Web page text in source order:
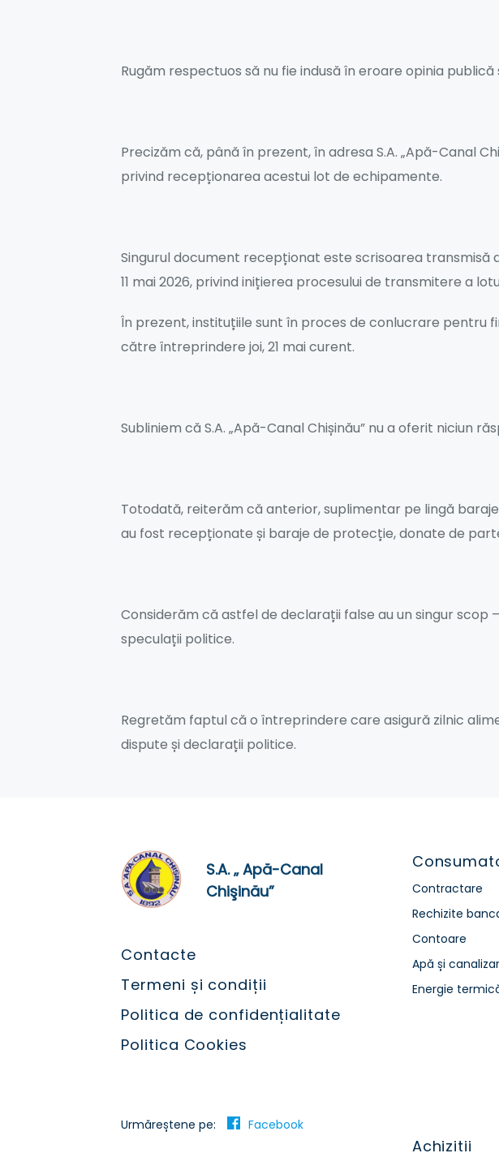
Rugăm respectuos să nu fie indusă în eroare opinia
Precizăm că, până în prezent, în adresa S.A. „Apă-Canal
privind recepționarea acestui lot de echipamente.
Singurul document recepționat este scrisoarea transmisă
11 mai 2026, privind inițierea procesului de transmitere a
În prezent, instituțiile sunt în proces de conlucrare pentru
către întreprindere joi, 21 mai curent.
Subliniem că S.A. „Apă-Canal Chișinău” nu a oferit niciun
Totodată, reiterăm că anterior, suplimentar pe lingă
au fost recepționate și baraje de protecție, donate de
Considerăm că astfel de declarații false au un singur
speculații politice.
Regretăm faptul că o întreprindere care asigură zilnic
dispute și declarații politice.
S.A. „ Apă-Canal
Chişinău”
Contacte
Termeni și condiții
Politica de confidențialitate
Politica Cookies
Urmăreștene pe: Facebook
Contractare
Rechizite
Contoare
Apă și
Energie
Achiziții